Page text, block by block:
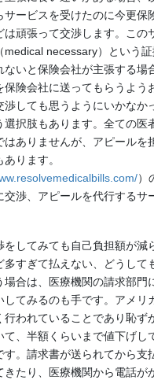
サービスを受けたのに今更保
は頑張って交渉します。この
medical necessary）という
ないと保険会社が主張する場
険会社に送ってもらうよう
渉しても思うようにいかなか
選択肢もあります。全ての医
はありませんが、アピールを
ります。
）
交渉、アピールを代行するサ
をしてみても自己負担額が減
多すぎて払えない、どうして
場合は、医療機関の請求部門
してみるのも手です。アメリ
行われていることであり恥ず
て、半額くらいまで値下げし
す。請求書が送られてから支
たり、医療機関から電話が